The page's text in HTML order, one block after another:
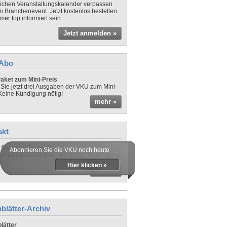
Veranstaltungskalender verpassen
Branchenevent. Jetzt kostenlos bestellen
top informiert sein.
Jetzt anmelden »
zum Mini-Preis
jetzt drei Ausgaben der VKU zum Mini-
Kündigung nötig!
mehr »
noch Fragen?
Sie uns - wir helfen Ihnen gerne
mehr »
Abonnieren Sie die VKU noch heute
Hier klicken »
Archiv